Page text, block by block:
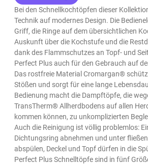
Bei den Schnellkochtöpfen dieser
Technik auf modernes Design. Die
Griff, die Ringe auf dem übersichtlichen
Auskunft über die Kochstufe und die
dank des Flammschutzes an Topf- und
Perfect Plus auch für den Gebrauch auf
Das rostfreie Material Cromargan®
Stößen und sorgt für eine lange
Bedienung macht die Dampftöpfe, die
TransTherm® Allherdbodens auf allen
kommen können, zu unkomplizierten
Auch die Reinigung ist völlig problemlos:
Dichtungsring abnehmen und unter
abspülen, Deckel und Topf dürfen in die
Perfect Plus Schnelltöpfe sind in fünf